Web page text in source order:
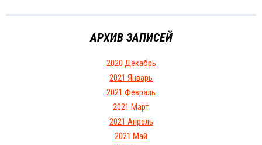
АРХИВ ЗАПИСЕЙ
2020 Декабрь
2021 Январь
2021 Февраль
2021 Март
2021 Апрель
2021 Май